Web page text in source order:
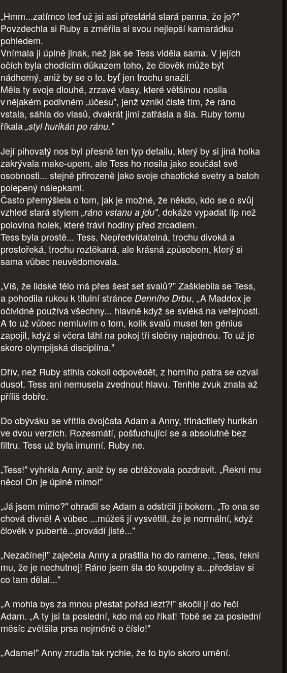
„Hmm...zatímco teď už jsi asi přestárlá stará panna, že jo?"
Povzdechla si Ruby a změřila si svou nejlepší kamarádku
pohledem.
Vnímala ji úplně jinak, než jak se Tess viděla sama. V jejích
očích byla chodícím důkazem toho, že člověk může být
nádherný, aniž by se o to, byť jen trochu snažil.
Měla ty svoje dlouhé, zrzavé vlasy, které většinou nosila
v nějakém podivném „účesu", jenž vznikl čistě tím, že ráno
vstala, sáhla do vlasů, dvakrát jimi zatřásla a šla. Ruby tomu
říkala „styl hurikán po ránu."
Její pihovatý nos byl přesně ten typ detailu, který by si jiná holka
zakrývala make-upem, ale Tess ho nosila jako součást své
osobnosti... stejně přirozeně jako svoje chaotické svetry a batoh
polepený nálepkami.
Často přemýšlela o tom, jak je možné, že někdo, kdo se o svůj
vzhled stará stylem „ráno vstanu a jdu", dokáže vypadat líp než
polovina holek, které tráví hodiny před zrcadlem.
Tess byla prostě... Tess. Nepředvídatelná, trochu divoká a
prostořeká, trochu roztěkaná, ale krásná způsobem, který si
sama vůbec neuvědomovala.
„Víš, že lidské tělo má přes šest set svalů?" Zašklebila se Tess,
a pohodila rukou k titulní stránce Denního Drbu, „A Maddox je
očividně používá všechny... hlavně když se svléká na veřejnosti.
A to už vůbec nemluvím o tom, kolik svalů musel ten génius
zapojit, když si včera táhl na pokoj tři slečny najednou. To už je
skoro olympijská disciplína."
Dřív, než Ruby stihla cokoli odpovědět, z horního patra se ozval
dusot. Tess ani nemusela zvednout hlavu. Tenhle zvuk znala až
příliš dobře.
Do obýváku se vřítila dvojčata Adam a Anny, třináctiletý hurikán
ve dvou verzích. Rozesmátí, pošťuchující se a absolutně bez
filtru. Tess už byla imunní. Ruby ne.
„Tess!" vyhrkla Anny, aniž by se obtěžovala pozdravit. „Řekni mu
něco! On je úplně mimo!"
„Já jsem mimo?" ohradil se Adam a odstrčil ji bokem. „To ona se
chová divně! A vůbec ...můžeš jí vysvětlit, že je normální, když
člověk v pubertě...provádí jisté..."
„Nezačínej!" zaječela Anny a praštila ho do ramene. „Tess, řekni
mu, že je nechutnej! Ráno jsem šla do koupelny a...představ si
co tam dělal..."
„A mohla bys za mnou přestat pořád lézt?!" skočil jí do řeči
Adam. „A ty jsi ta poslední, kdo má co říkat! Tobě se za poslední
měsíc zvětšila prsa nejméně o číslo!"
„Adame!" Anny zrudla tak rychle, že to bylo skoro umění.